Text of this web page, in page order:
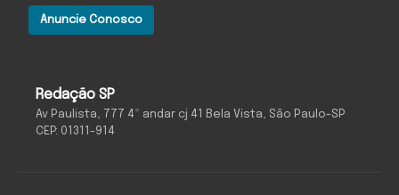
Redação SP
Av Paulista, 777 4º andar cj 41 Bela Vista, São Paulo-SP
CEP: 01311-914
Anuncie Conosco